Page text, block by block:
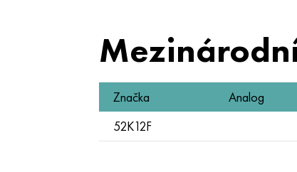
Značka Analog
52K12F